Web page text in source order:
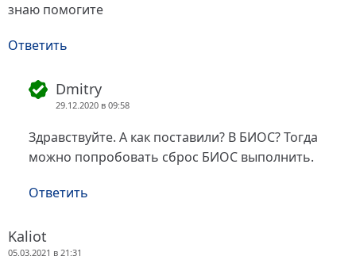
знаю помогите
Ответить
Dmitry
29.12.2020 в 09:58
Здравствуйте. А как поставили? В БИОС? Тогда
можно попробовать сброс БИОС выполнить.
Ответить
Kaliot
05.03.2021 в 21:31